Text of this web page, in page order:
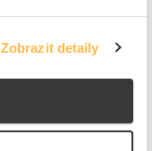
Zobrazit detaily